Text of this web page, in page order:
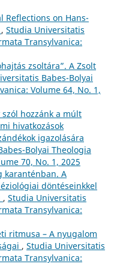
Reflections on Hans-
, Studia Universitatis
Transylvanica:
zsoltára”. A Zsolt
Babes-Bolyai
Volume 64, No. 1,
szól hozzánk a múlt
hivatkozások
igazolására
Bolyai Theologia
70, No. 1, 2025
karanténban. A
döntéseinkkel
, Studia Universitatis
Transylvanica:
ritmusa – A nyugalom
, Studia Universitatis
Transylvanica: